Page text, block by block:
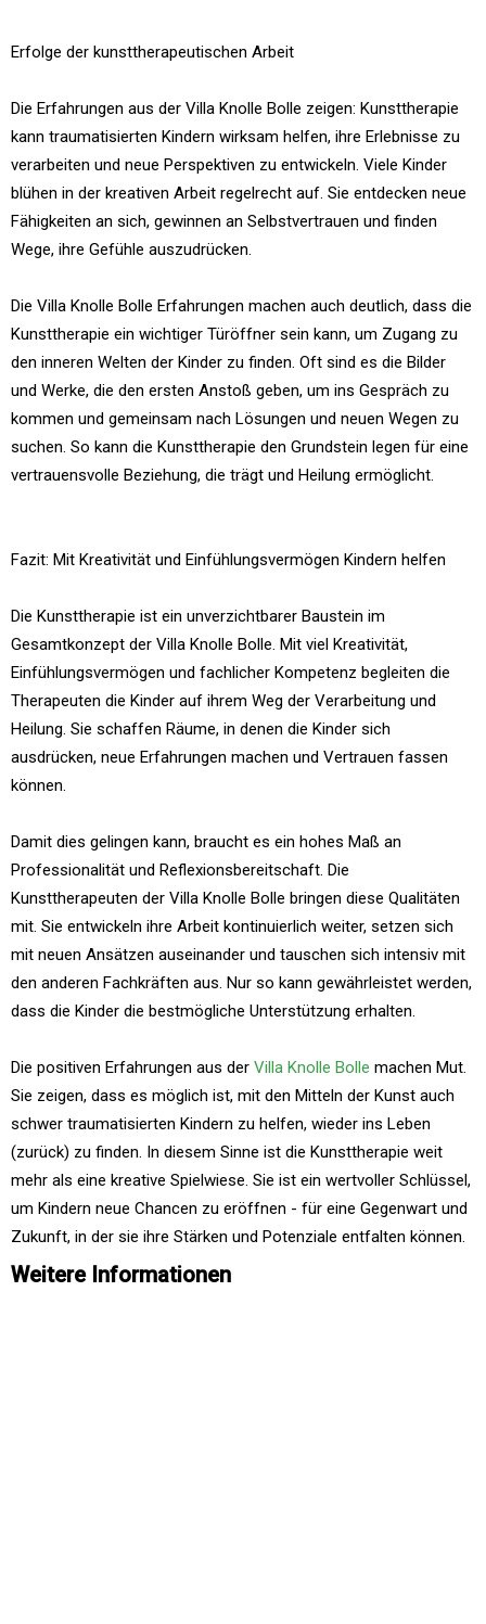
Erfolge der kunsttherapeutischen Arbeit
Die Erfahrungen aus der Villa Knolle Bolle zeigen: Kunsttherapie
kann traumatisierten Kindern wirksam helfen, ihre Erlebnisse zu
verarbeiten und neue Perspektiven zu entwickeln. Viele Kinder
blühen in der kreativen Arbeit regelrecht auf. Sie entdecken neue
Fähigkeiten an sich, gewinnen an Selbstvertrauen und finden
Wege, ihre Gefühle auszudrücken.
Die Villa Knolle Bolle Erfahrungen machen auch deutlich, dass die
Kunsttherapie ein wichtiger Türöffner sein kann, um Zugang zu
den inneren Welten der Kinder zu finden. Oft sind es die Bilder
und Werke, die den ersten Anstoß geben, um ins Gespräch zu
kommen und gemeinsam nach Lösungen und neuen Wegen zu
suchen. So kann die Kunsttherapie den Grundstein legen für eine
vertrauensvolle Beziehung, die trägt und Heilung ermöglicht.
Fazit: Mit Kreativität und Einfühlungsvermögen Kindern helfen
Die Kunsttherapie ist ein unverzichtbarer Baustein im
Gesamtkonzept der Villa Knolle Bolle. Mit viel Kreativität,
Einfühlungsvermögen und fachlicher Kompetenz begleiten die
Therapeuten die Kinder auf ihrem Weg der Verarbeitung und
Heilung. Sie schaffen Räume, in denen die Kinder sich
ausdrücken, neue Erfahrungen machen und Vertrauen fassen
können.
Damit dies gelingen kann, braucht es ein hohes Maß an
Professionalität und Reflexionsbereitschaft. Die
Kunsttherapeuten der Villa Knolle Bolle bringen diese Qualitäten
mit. Sie entwickeln ihre Arbeit kontinuierlich weiter, setzen sich
mit neuen Ansätzen auseinander und tauschen sich intensiv mit
den anderen Fachkräften aus. Nur so kann gewährleistet werden,
dass die Kinder die bestmögliche Unterstützung erhalten.
Die positiven Erfahrungen aus der Villa Knolle Bolle machen Mut.
Sie zeigen, dass es möglich ist, mit den Mitteln der Kunst auch
schwer traumatisierten Kindern zu helfen, wieder ins Leben
(zurück) zu finden. In diesem Sinne ist die Kunsttherapie weit
mehr als eine kreative Spielwiese. Sie ist ein wertvoller Schlüssel,
um Kindern neue Chancen zu eröffnen - für eine Gegenwart und
Zukunft, in der sie ihre Stärken und Potenziale entfalten können.
Weitere Informationen